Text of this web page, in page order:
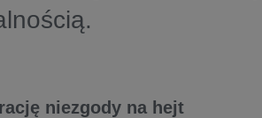
niezgody na hejt